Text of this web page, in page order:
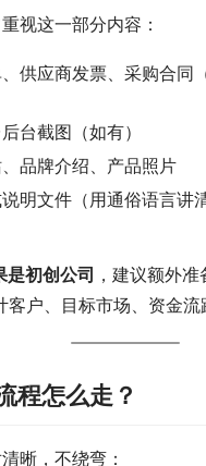
视这一部分内容：
供应商发票、采购合同
台截图（如有）
品牌介绍、产品照片
明文件（用通俗语言讲
是初创公司 ，建议额外
客户、目标市场、资金流
程怎么走？
晰，不绕弯：